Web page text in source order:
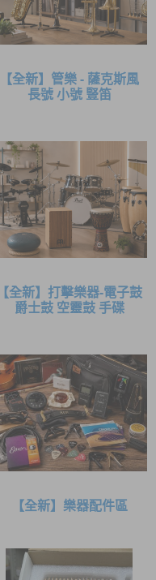
【全新】管樂 - 薩克斯風
長號 小號 豎笛
【全新】打擊樂器-電子鼓
爵士鼓 空靈鼓 手碟
【全新】樂器配件區